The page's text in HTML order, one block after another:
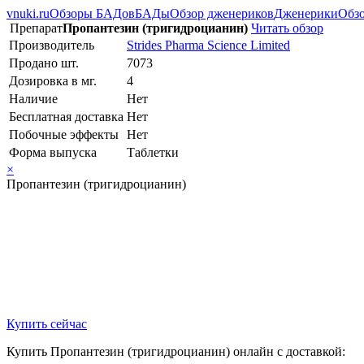
vnuki.ruОбзоры БАДовБАДыОбзор дженериковДженерики
ПрепаратПропантезин (тригидроцианин) Читать обзор
Производитель
Strides Pharma Science Limited
Продано шт.
7073
Дозировка в мг.
4
Наличие
Нет
Бесплатная доставка Нет
Побочные эффекты Нет
Форма выпуска
Таблетки
×
Пропантезин (тригидроцианин)
Купить сейчас
Купить Пропантезин (тригидроцианин) онлайн с доставкой: